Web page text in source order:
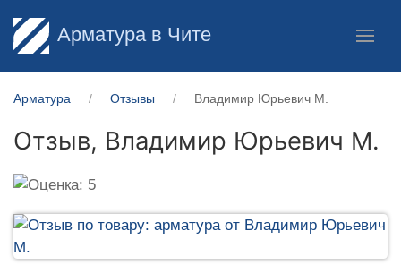
Арматура в Чите
Арматура Отзывы Владимир Юрьевич М.
Отзыв, Владимир Юрьевич М.